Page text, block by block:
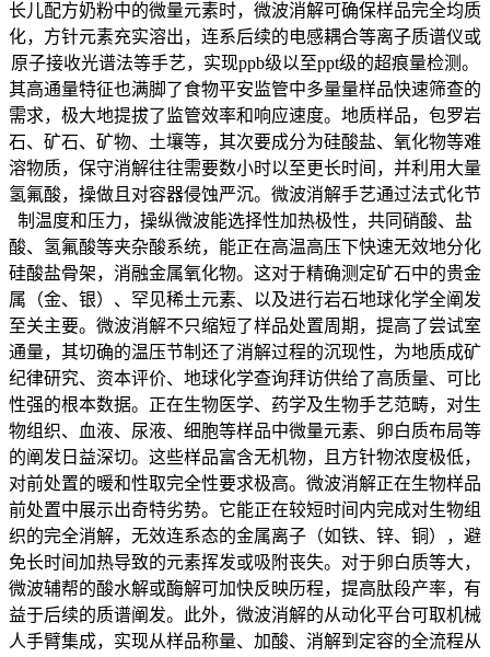
长儿配方奶粉中的微量元素时，微波消解可确保样品完全均质
化，方针元素充实溶出，连系后续的电感耦合等离子质谱仪或
原子接收光谱法等手艺，实现ppb级以至ppt级的超痕量检测。
其高通量特征也满脚了食物平安监管中多量量样品快速筛查的
需求，极大地提拔了监管效率和响应速度。地质样品，包罗岩
石、矿石、矿物、土壤等，其次要成分为硅酸盐、氧化物等难
溶物质，保守消解往往需要数小时以至更长时间，并利用大量
氢氟酸，操做且对容器侵蚀严沉。微波消解手艺通过法式化节
制温度和压力，操纵微波能选择性加热极性，共同硝酸、盐
酸、氢氟酸等夹杂酸系统，能正在高温高压下快速无效地分化
硅酸盐骨架，消融金属氧化物。这对于精确测定矿石中的贵金
属（金、银）、罕见稀土元素、以及进行岩石地球化学全阐发
至关主要。微波消解不只缩短了样品处置周期，提高了尝试室
通量，其切确的温压节制还了消解过程的沉现性，为地质成矿
纪律研究、资本评价、地球化学查询拜访供给了高质量、可比
性强的根本数据。正在生物医学、药学及生物手艺范畴，对生
物组织、血液、尿液、细胞等样品中微量元素、卵白质布局等
的阐发日益深切。这些样品富含无机物，且方针物浓度极低，
对前处置的暖和性取完全性要求极高。微波消解正在生物样品
前处置中展示出奇特劣势。它能正在较短时间内完成对生物组
织的完全消解，无效连系态的金属离子（如铁、锌、铜），避
免长时间加热导致的元素挥发或吸附丧失。对于卵白质等大，
微波辅帮的酸水解或酶解可加快反映历程，提高肽段产率，有
益于后续的质谱阐发。此外，微波消解的从动化平台可取机械
人手臂集成，实现从样品称量、加酸、消解到定容的全流程从